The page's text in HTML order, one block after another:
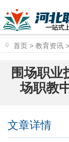
首页 > 教育资讯 >
围场职业
场职教
文章详情